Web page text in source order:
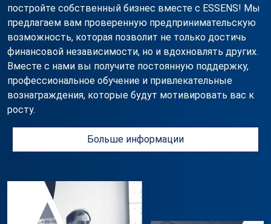
постройте собственный бизнес вместе с ESSENS! Мы
предлагаем вам проверенную предпринимательскую
возможность, которая позволит не только достичь
финансовой независимости, но и вдохновлять других.
Вместе с нами вы получите постоянную поддержку,
профессиональное обучение и привлекательные
вознаграждения, которые будут мотивировать вас к
росту.
Больше информации